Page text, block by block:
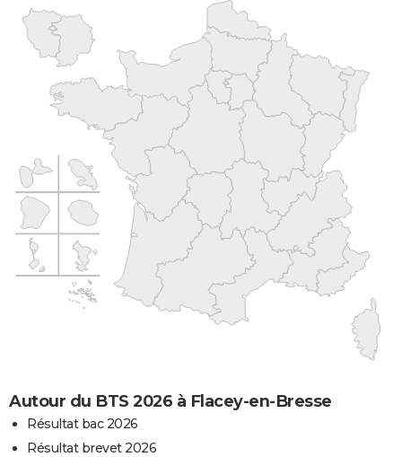
Autour du BTS 2026 à Flacey-en-Bresse
Résultat bac 2026
Résultat brevet 2026